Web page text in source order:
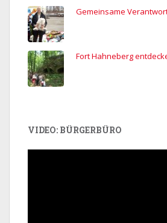
Gemeinsame
Fort Hahneberg
VIDEO: BÜRGERBÜRO